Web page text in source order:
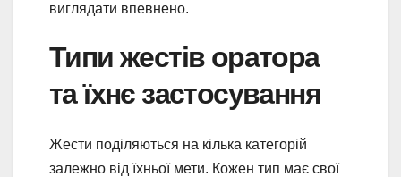
виглядати впевнено.
Типи жестів оратора
та їхнє застосування
Жести поділяються на кілька категорій
залежно від їхньої мети. Кожен тип має свої